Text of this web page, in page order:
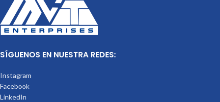
SÍGUENOS EN NUESTRA REDES:
Instagram
Facebook
LinkedIn